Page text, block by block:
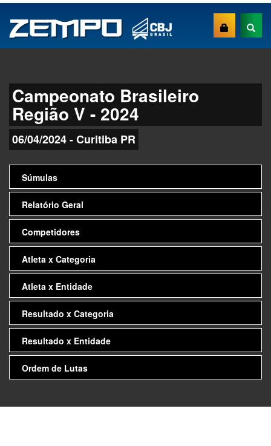
Campeonato Brasileiro
Região V - 2024
06/04/2024 - Curitiba PR
Súmulas
Relatório Geral
Competidores
Atleta x Categoria
Atleta x Entidade
Resultado x Categoria
Resultado x Entidade
Ordem de Lutas